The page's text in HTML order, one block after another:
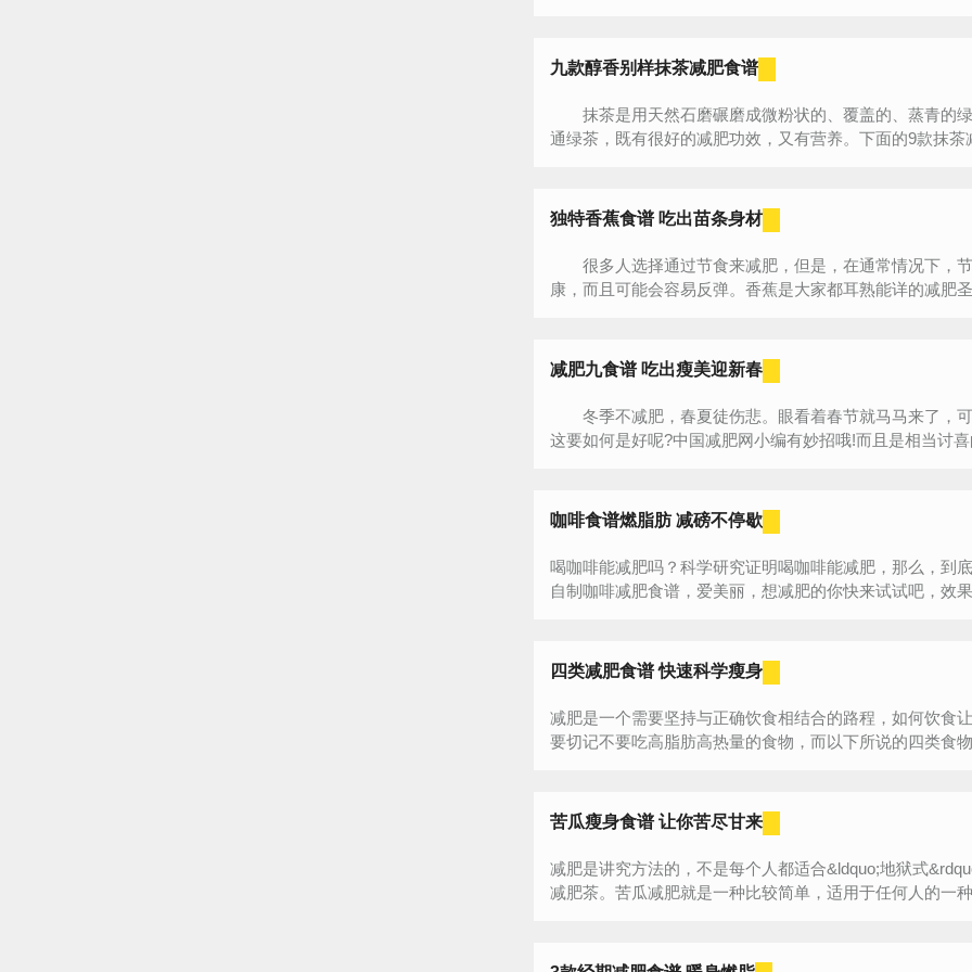
九款醇香别样抹茶减肥食谱
抹茶是用天然石磨碾磨成微粉状的、覆盖的、蒸青的
通绿茶，既有很好的减肥功效，又有营养。下面的9款
独特香蕉食谱 吃出苗条身材
很多人选择通过节食来减肥，但是，在通常情况下，
康，而且可能会容易反弹。香蕉是大家都耳熟能详的减肥
减肥九食谱 吃出瘦美迎新春
冬季不减肥，春夏徒伤悲。眼看着春节就马马来了，
这要如何是好呢?中国减肥网小编有妙招哦!而且是相当讨
咖啡食谱燃脂肪 减磅不停歇
喝咖啡能减肥吗？科学研究证明喝咖啡能减肥，那么，到
四类减肥食谱 快速科学瘦身
减肥是一个需要坚持与正确饮食相结合的路程，如何饮食
要切记不要吃高脂肪高热量的食物，而以下所说的四类食
苦瓜瘦身食谱 让你苦尽甘来
减肥是讲究方法的，不是每个人都适合&ldquo;地狱式
减肥茶。苦瓜减肥就是一种比较简单，适用于任何人的一